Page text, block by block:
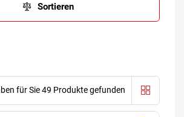
Sortieren
für Sie 49 Produkte gefunden